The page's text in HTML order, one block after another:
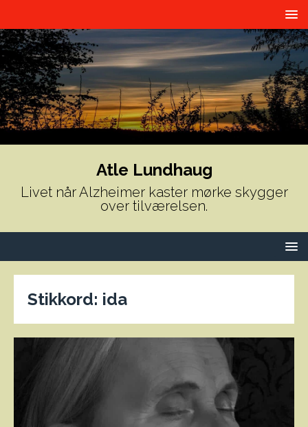
Atle Lundhaug
Livet når Alzheimer kaster mørke skygger
over tilværelsen.
Stikkord: ida